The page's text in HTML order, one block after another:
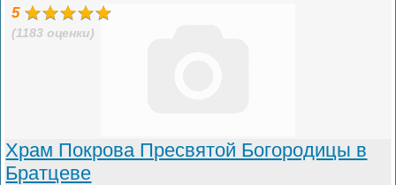
5
(1183 оценки)
Храм Покрова Пресвятой Богородицы в
Братцеве